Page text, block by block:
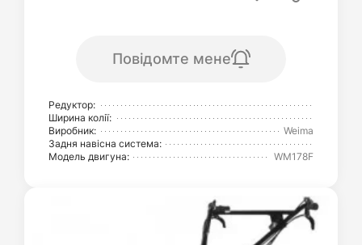
Повідомте мене
Редуктор:
Ширина колії:
Виробник:
Weima
Задня навісна система:
Модель двигуна:
WM178F